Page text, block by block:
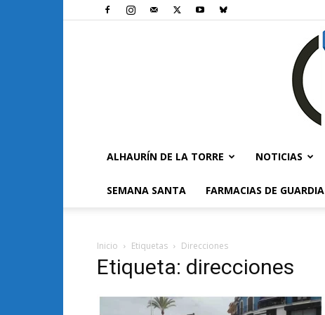
ALHAURÍN DE LA TORRE NOTICIAS
SEMANA SANTA FARMACIAS DE GUARDIA
Inicio Etiquetas Direcciones
Etiqueta: direcciones